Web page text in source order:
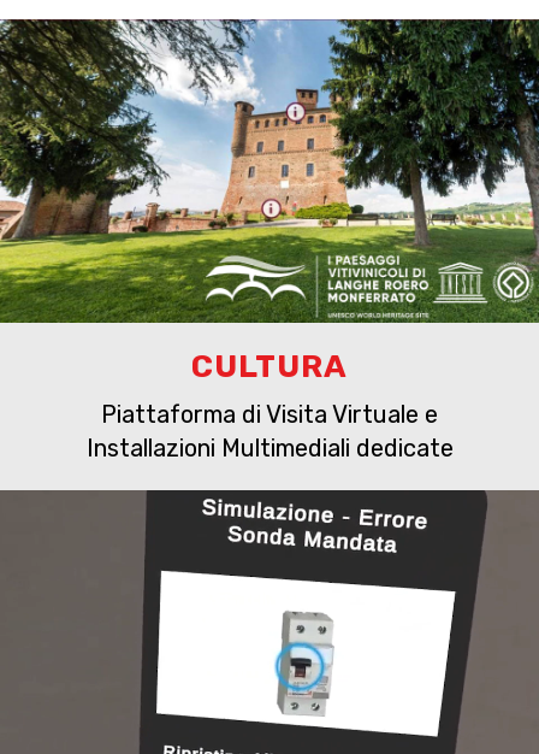
CULTURA
Piattaforma di Visita Virtuale e
Installazioni Multimediali dedicate